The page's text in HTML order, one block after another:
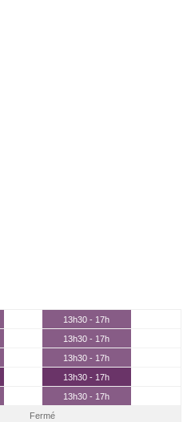
13h30 - 17h
13h30 - 17h
13h30 - 17h
13h30 - 17h
13h30 - 17h
Fermé